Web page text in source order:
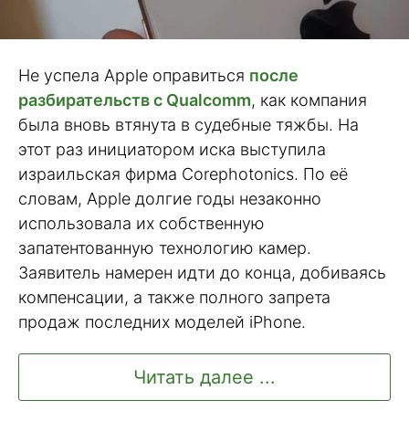
Не успела Apple оправиться после
разбирательств с Qualcomm, как компания
была вновь втянута в судебные тяжбы. На
этот раз инициатором иска выступила
израильская фирма Corephotonics. По её
словам, Apple долгие годы незаконно
использовала их собственную
запатентованную технологию камер.
Заявитель намерен идти до конца, добиваясь
компенсации, а также полного запрета
продаж последних моделей iPhone.
Читать далее ...